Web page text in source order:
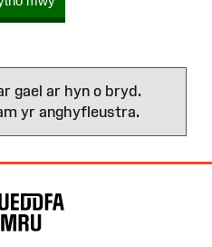
gael ar hyn o bryd.
yr anghyfleustra.